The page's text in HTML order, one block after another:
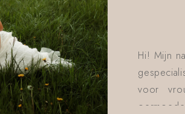
Hi! Mijn
voor